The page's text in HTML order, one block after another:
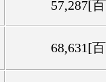
57,287[
68,631[